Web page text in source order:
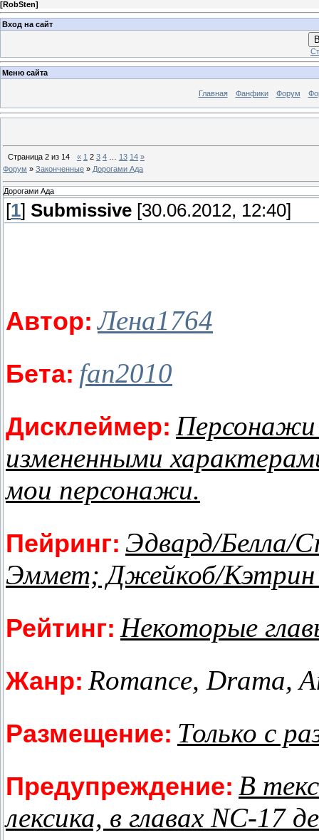
[RobSten]
Вход на сайт
Меню сайта
Главная Фанфики Форум
Страница 2 из 14 « 1 2 3 4 13 14 »
Форум » Законченные » Дорогами Ада
Дорогами Ада
[1] Submissive [30.06.2012, 12:40]
Автор: Лена1764
Бета: fan2010
Дисклеймер:
измененными
мои персонажи.
Пейринг: Эдвард/Белла/
Эммет; Джейкоб/Кэтрин
Рейтинг: Некоторые
Жанр: Romance, Drama,
Размещение: Только с
Предупреждение: В
лексика, в главах NC-17